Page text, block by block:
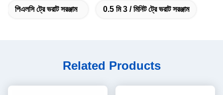
পিএলসি ট্রে ভরাট সরঞ্জাম 0.5 মি 3 / মিনিট ট্রে ভরাট সরঞ্জাম
Related Products